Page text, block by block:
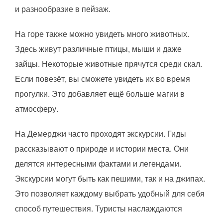
и разнообразие в пейзаж.
На горе также можно увидеть много животных.
Здесь живут различные птицы, мыши и даже
зайцы. Некоторые животные прячутся среди скал.
Если повезёт, вы сможете увидеть их во время
прогулки. Это добавляет ещё больше магии в
атмосферу.
На Демерджи часто проходят экскурсии. Гиды
рассказывают о природе и истории места. Они
делятся интересными фактами и легендами.
Экскурсии могут быть как пешими, так и на джипах.
Это позволяет каждому выбрать удобный для себя
способ путешествия. Туристы наслаждаются